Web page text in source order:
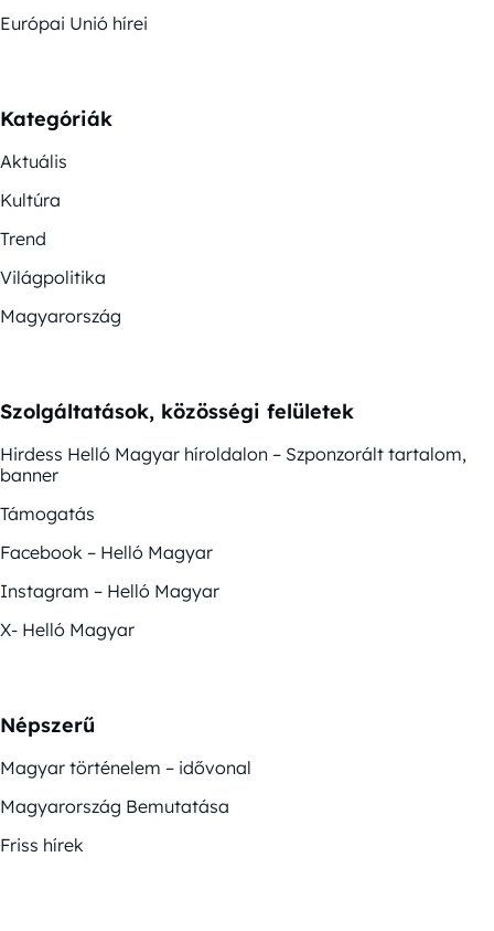
Európai Unió hírei
Kategóriák
Aktuális
Kultúra
Trend
Világpolitika
Magyarország
Szolgáltatások, közösségi felületek
Hirdess Helló Magyar híroldalon – Szponzorált tartalom,
banner
Támogatás
Facebook – Helló Magyar
Instagram – Helló Magyar
X- Helló Magyar
Népszerű
Magyar történelem – idővonal
Magyarország Bemutatása
Friss hírek